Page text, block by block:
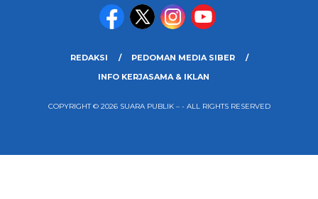
REDAKSI
PEDOMAN MEDIA SIBER
INFO KERJASAMA & IKLAN
COPYRIGHT © 2026 SUARA PUBLIK – - ALL RIGHTS RESERVED